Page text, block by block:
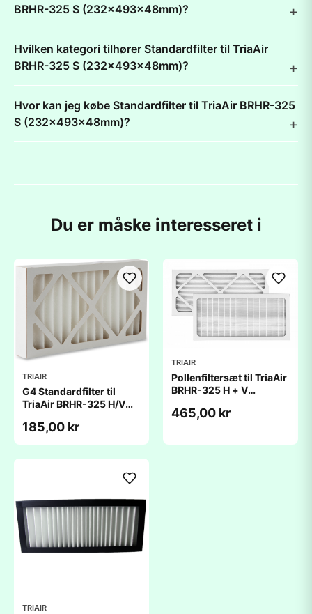
BRHR-325 S (232x493x48mm)?
Hvilken kategori tilhører Standardfilter til TriaAir
BRHR-325 S (232x493x48mm)?
Hvor kan jeg købe Standardfilter til TriaAir BRHR-325
S (232x493x48mm)?
Du er måske interesseret i
TRIAIR
G4 Standardfilter til
TriaAir BRHR-325 H/V
185,00 kr
TRIAIR
Pollenfiltersæt til TriaAir
BRHR-325 H + V
465,00 kr
TRIAIR